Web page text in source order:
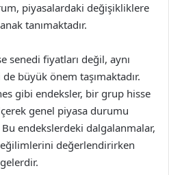
piyasalardaki değişikliklere
tanımaktadır.
senedi fiyatları değil, aynı
büyük önem taşımaktadır.
gibi endeksler, bir grup hisse
genel piyasa durumu
endekslerdeki dalgalanmalar,
eğilimlerini değerlendirirken